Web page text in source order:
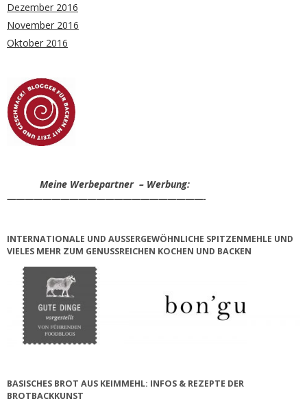
Dezember 2016
November 2016
Oktober 2016
Meine Werbepartner – Werbung:
——————————————————————-
INTERNATIONALE UND AUSSERGEWÖHNLICHE SPITZENMEHLE UND V
IELES MEHR ZUM GENUSSREICHEN KOCHEN UND BACKEN
BASISCHES BROT AUS KEIMMEHL: INFOS & REZEPTE DER
BROTBACKKUNST